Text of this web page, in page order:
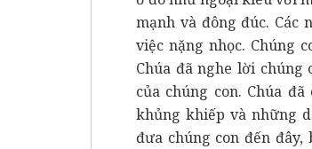
mạnh và đông đúc. Các
việc nặng nhọc. Chúng
Chúa đã nghe lời chúng
của chúng con. Chúa
khủng khiếp và những
đưa chúng con đến